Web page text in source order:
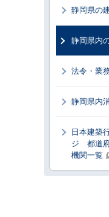
静岡県の
静岡県内
法令・業
静岡県内
日本建築
ジ 都道
機関一覧